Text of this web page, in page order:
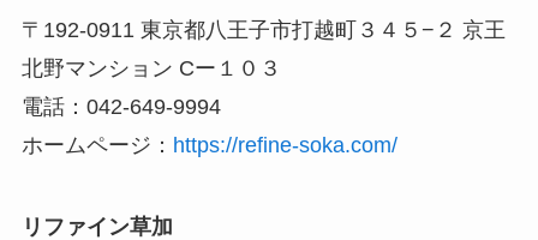
〒192-0911 東京都八王子市打越町３４５−２ 京王
北野マンション Cー１０３
電話：042-649-9994
ホームページ： https://refine-soka.com/
リファイン草加